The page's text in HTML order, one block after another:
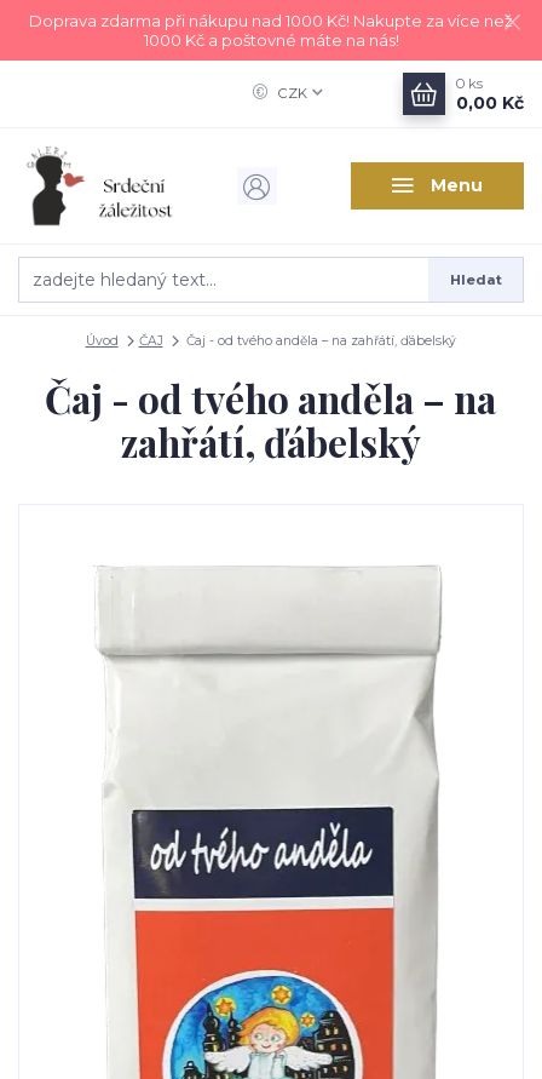
Doprava zdarma při nákupu nad 1000 Kč! Nakupte za více než
1000 Kč a poštovné máte na nás!
Menu
CZK
Hledat
0 ks
0,00 Kč
Úvod ČAJ Čaj - od tvého anděla – na zahřátí, ďábelský
Čaj - od tvého anděla – na
zahřátí, ďábelský